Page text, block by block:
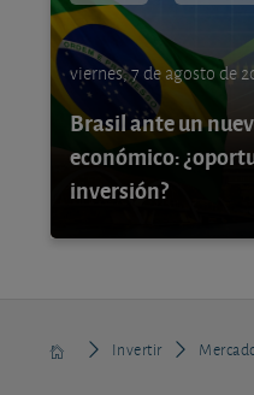
viernes, 7 de agosto de
Brasil ante un
económico:
inversión?
Invertir